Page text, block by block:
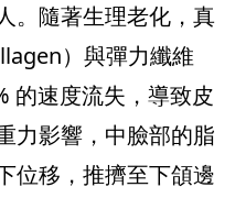
。隨著生理老化，真
）與彈力纖維
的速度流失，導致皮
力影響，中臉部的脂
位移，推擠至下頜邊